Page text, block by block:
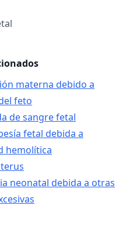
materna debido a
feto
de sangre fetal
fetal debida a
hemolítica
neonatal debida a otras